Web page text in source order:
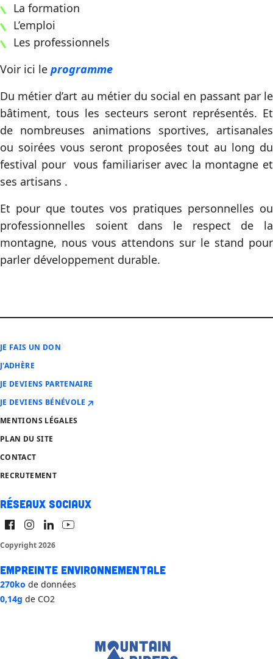
La formation
L’emploi
Les professionnels
Voir ici le programme
Du métier d’art au métier du social en passant par le
bâtiment, tous les secteurs seront représentés. Et
de nombreuses animations sportives, artisanales
ou soirées vous seront proposées tout au long du
festival pour vous familiariser avec la montagne et
ses artisans .
Et pour que toutes vos pratiques personnelles ou
professionnelles soient dans le respect de la
montagne, nous vous attendons sur le stand pour
parler développement durable.
JE FAIS UN DON
J'ADHÈRE
JE DEVIENS PARTENAIRE
JE DEVIENS BÉNÉVOLE
MENTIONS LÉGALES
PLAN DU SITE
CONTACT
RECRUTEMENT
Réseaux sociaux
Copyright 2026
Empreinte environnementale
270ko de données
0,14g de CO2